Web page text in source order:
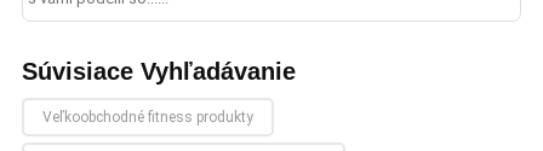
Súvisiace Vyhľadávanie
Veľkoobchodné fitness produkty